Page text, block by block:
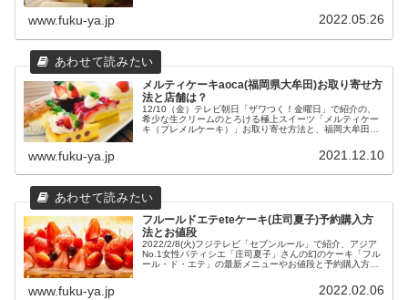
www.fuku-ya.jp 2022.05.26
メルティケーキaoca(福岡県大牟田)お取り寄せ方
法と店舗は？
12/10（金）テレビ朝日「ザワつく！金曜日」で紹介の、
希少な生クリームのとろける極上スイーツ「メルティケー
キ（プレメルケーキ）」お取り寄せ方法と、福岡大牟田の
www.fuku-ya.jp 2021.12.10
フルールドエテeteケーキ(庄司夏子)予約購入方
法とお値段
2022/2/8(火)フジテレビ「セブンルール」で紹介、アジア
No.1女性パティシエ「庄司夏子」さんの幻のケーキ「フル
ール・ド・エテ」の最新メニューやお値段と予約購入方法
www.fuku-ya.jp 2022.02.06